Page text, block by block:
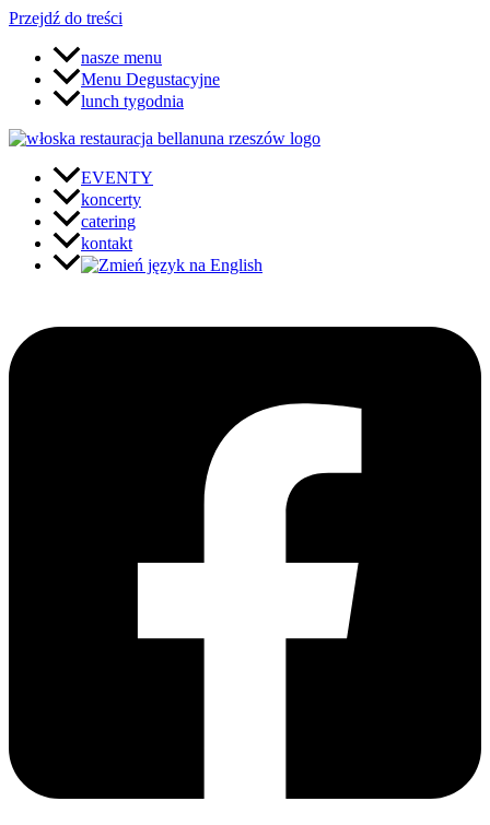
Przejdź do treści
nasze menu
Menu Degustacyjne
lunch tygodnia
EVENTY
koncerty
catering
kontakt